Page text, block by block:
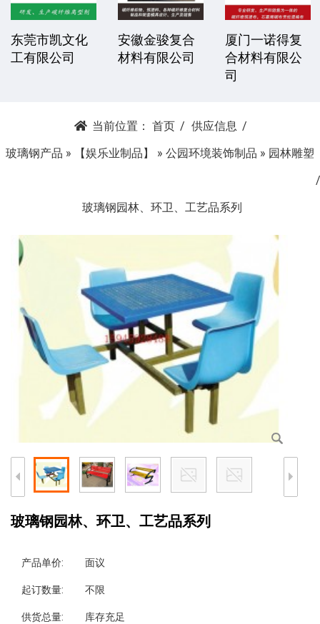
东莞市凯文化
工有限公司
安徽金骏复合
材料有限公司
厦门一诺得复
合材料有限公
司
当前位置： 首页
供应信息
玻璃钢产品 » 【娱乐业制品】 » 公园环境装饰制品 » 园林雕塑
玻璃钢园林、环卫、工艺品系列
玻璃钢园林、环卫、工艺品系列
产品单价: 面议
起订数量: 不限
供货总量: 库存充足